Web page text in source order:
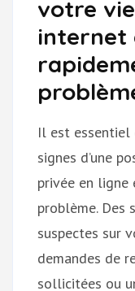
votre
internet
Il est essentiel
signes d’une
privée en ligne
problème. Des
suspectes sur
demandes de
sollicitées ou